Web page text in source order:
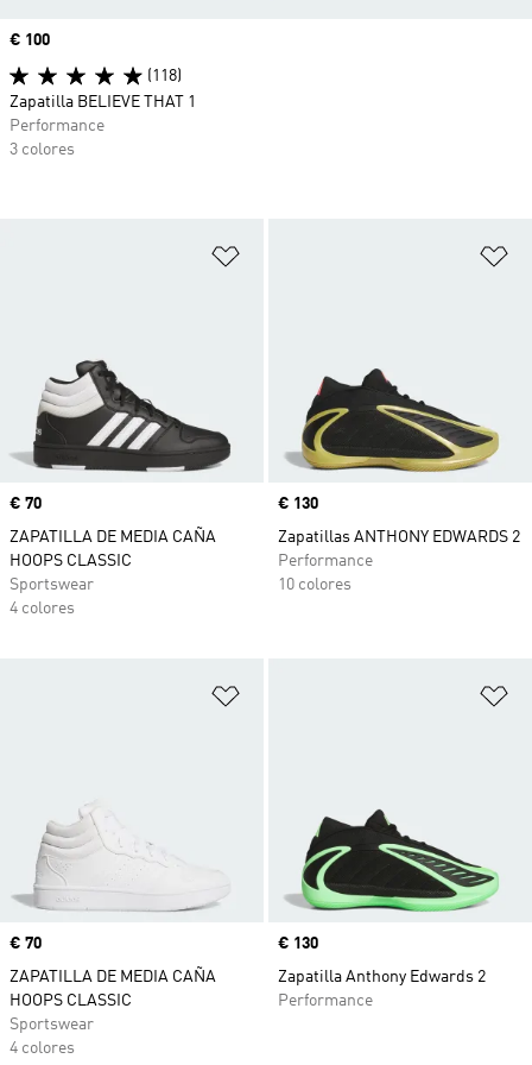
Precio
€ 70
ZAPATILLA DE MEDIA CAÑA
HOOPS CLASSIC
Sportswear
4 colores
Precio
€ 130
Zapatillas ANTHONY EDWARDS 2
Performance
10 colores
Precio
€ 70
ZAPATILLA DE MEDIA CAÑA
HOOPS CLASSIC
Sportswear
4 colores
Precio
€ 130
Zapatilla Anthony Edwards 2
Performance
Precio
€ 100
(118)
Zapatilla BELIEVE THAT 1
Performance
3 colores